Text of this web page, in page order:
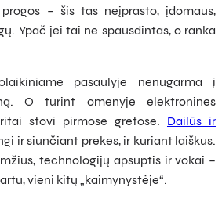
– šis tas neįprasto, įdomaus,
Ypač jei tai ne spausdintas, o ranka
pasaulyje nenugarma į
O turint omenyje elektronines
stovi pirmose gretose. Dailūs ir
ir siunčiant prekes, ir kuriant laiškus.
technologijų apsuptis ir vokai –
vieni kitų „kaimynystėje“.